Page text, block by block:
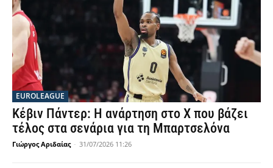
EUROLEAGUE
Κέβιν Πάντερ: Η ανάρτηση στο X που βάζει
τέλος στα σενάρια για τη Μπαρτσελόνα
Γιώργος Αριδαίας - 31/07/2026 11:26